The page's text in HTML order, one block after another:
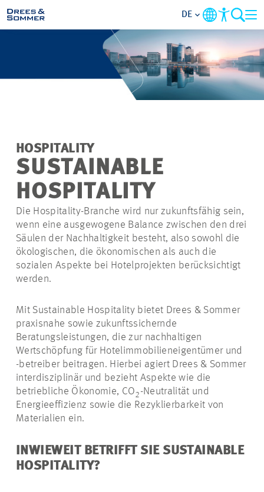
MARKETS
SERVICES
IM FOKUS
KARRIERE
PROJEKTE
KONTAKT
DE
HOSPITALITY
SUSTAINABLE
HOSPITALITY
Die Hospitality-Branche wird nur zukunftsfähig sein,
wenn eine ausgewogene Balance zwischen den drei
Säulen der Nachhaltigkeit besteht, also sowohl die
ökologischen, die ökonomischen als auch die
sozialen Aspekte bei Hotelprojekten berücksichtigt
werden.
Mit Sustainable Hospitality bietet Drees & Sommer
praxisnahe sowie zukunftssichernde
Beratungsleistungen, die zur nachhaltigen
Wertschöpfung für Hotelimmobilieneigentümer und
-betreiber beitragen. Hierbei agiert Drees & Sommer
interdisziplinär und bezieht Aspekte wie die
betriebliche Ökonomie, CO2 -Neutralität und
Energieeffizienz sowie die Rezyklierbarkeit von
Materialien ein.
INWIEWEIT BETRIFFT SIE SUSTAINABLE
HOSPITALITY?